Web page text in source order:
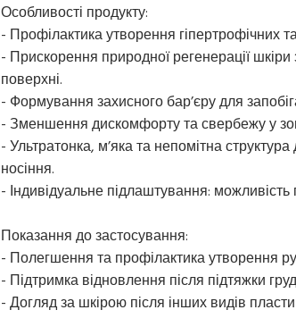
Особливості продукту:
- Профілактика утворення гіпертрофічних
- Прискорення природної регенерації
поверхні.
- Формування захисного бар’єру для
- Зменшення дискомфорту та свербежу у
- Ультратонка, м’яка та непомітна
носіння.
- Індивідуальне підлаштування: можливість
Показання до застосування:
- Полегшення та профілактика утворення
- Підтримка відновлення після підтяжки
- Догляд за шкірою після інших видів